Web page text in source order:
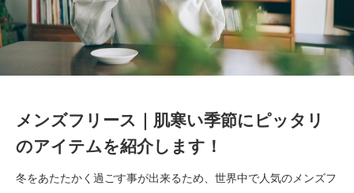
メンズフリース｜肌寒い季節にピッタリ
のアイテムを紹介します！
冬をあたたかく過ごす事が出来るため、世界中で人気のメンズフ